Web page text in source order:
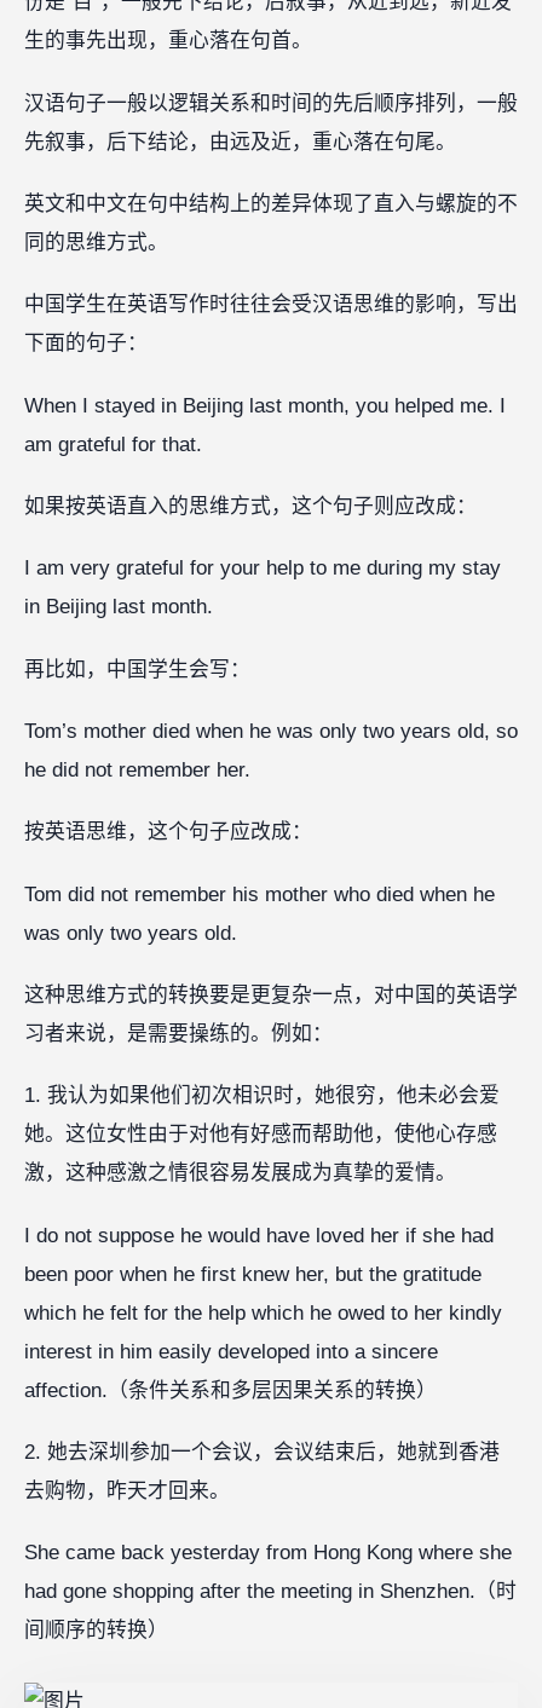
生的事先出现，重心落在句首。
汉语句子一般以逻辑关系和时间的先后顺序排列，一般
先叙事，后下结论，由远及近，重心落在句尾。
英文和中文在句中结构上的差异体现了直入与螺旋的不
同的思维方式。
中国学生在英语写作时往往会受汉语思维的影响，写出
下面的句子：
When I stayed in Beijing last month, you helped me. I
am grateful for that.
如果按英语直入的思维方式，这个句子则应改成：
I am very grateful for your help to me during my stay
in Beijing last month.
再比如，中国学生会写：
Tom’s mother died when he was only two years old, so
he did not remember her.
按英语思维，这个句子应改成：
Tom did not remember his mother who died when he
was only two years old.
这种思维方式的转换要是更复杂一点，对中国的英语学
习者来说，是需要操练的。例如：
1. 我认为如果他们初次相识时，她很穷，他未必会爱
她。这位女性由于对他有好感而帮助他，使他心存感
激，这种感激之情很容易发展成为真挚的爱情。
I do not suppose he would have loved her if she had
been poor when he first knew her, but the gratitude
which he felt for the help which he owed to her kindly
interest in him easily developed into a sincere
affection.（条件关系和多层因果关系的转换）
2. 她去深圳参加一个会议，会议结束后，她就到香港
去购物，昨天才回来。
She came back yesterday from Hong Kong where she
had gone shopping after the meeting in Shenzhen.（时
间顺序的转换）